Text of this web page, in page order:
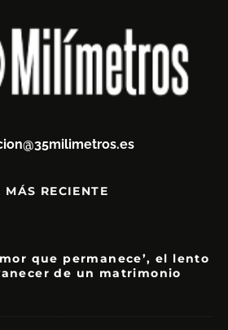
MÁS RECIENTE
que permanece’, el lento
de un matrimonio